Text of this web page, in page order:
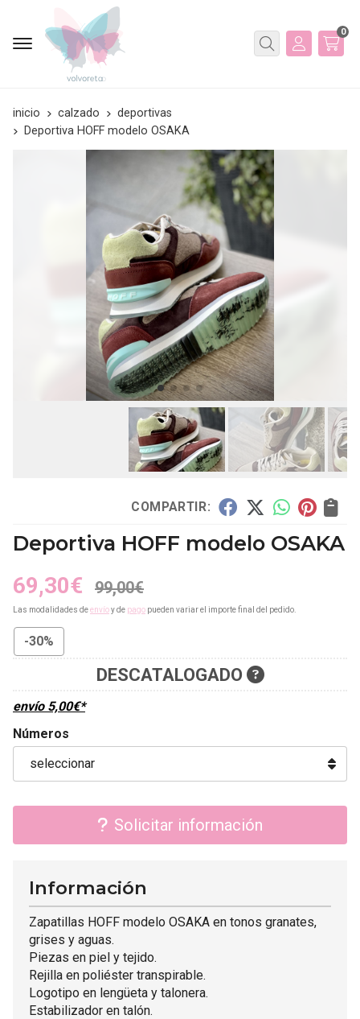
Buscar
0
inicio calzado
deportivas
Deportiva HOFF modelo OSAKA
COMPARTIR:
Deportiva HOFF modelo OSAKA
69,30€ 99,00€
Las modalidades deenvíoy de pago pueden variar el importe final del pedido.
-30%
DESCATALOGADO
envío 5,00€*
Números
Solicitar información
Información
Zapatillas HOFF modelo OSAKA en tonos granates,
grises y aguas.
Piezas en piel y tejido.
Rejilla en poliéster transpirable.
Logotipo en lengüeta y talonera.
Estabilizador en talón.